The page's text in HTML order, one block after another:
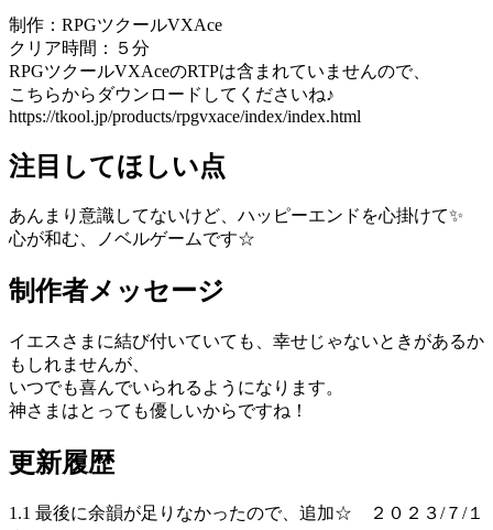
制作：RPGツクールVXAce
クリア時間：５分
RPGツクールVXAceのRTPは含まれていませんので、
こちらからダウンロードしてくださいね♪
https://tkool.jp/products/rpgvxace/index/index.html
注目してほしい点
あんまり意識してないけど、ハッピーエンドを心掛けて✨
心が和む、ノベルゲームです☆
制作者メッセージ
イエスさまに結び付いていても、幸せじゃないときがあるか
もしれませんが、
いつでも喜んでいられるようになります。
神さまはとっても優しいからですね！
更新履歴
1.1 最後に余韻が足りなかったので、追加☆ ２０２３/７/１